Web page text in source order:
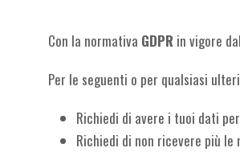
Con la normativa GDPR in vigore dal
Per le seguenti o per qualsiasi
Richiedi di avere i tuoi dati
Richiedi di non ricevere più le